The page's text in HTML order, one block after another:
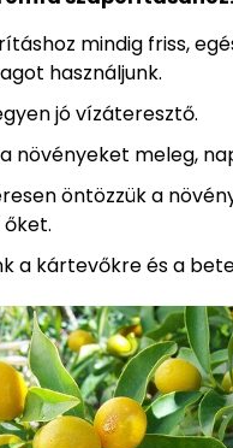
mindig friss,
használjunk.
jó vízáteresztő.
növényeket meleg,
öntözzük a
a kártevőkre és a